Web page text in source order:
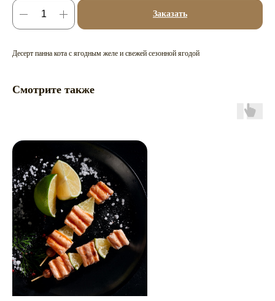
Заказать
Десерт панна кота с ягодным желе и свежей сезонной ягодой
Смотрите также